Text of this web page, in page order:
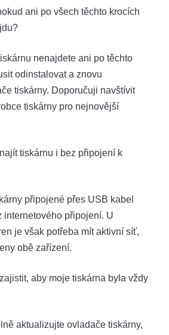
ani po všech těchto krocích
nenajdete ani po těchto
odinstalovat a znovu
tiskárny. Doporučuji navštívit
tiskárny pro nejnovější
tiskárnu i bez připojení k
připojené přes USB kabel
internetového připojení. U
je však potřeba mít aktivní síť,
obě zařízení.
aby moje tiskárna byla vždy
aktualizujte ovladače tiskárny,